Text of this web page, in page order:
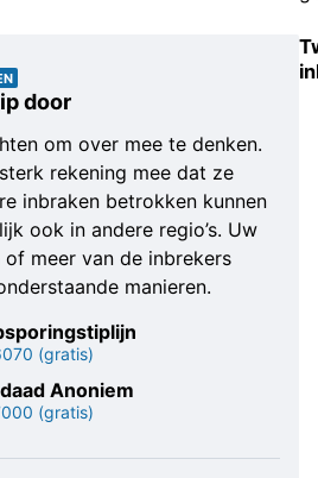
door
om over mee te denken.
rekening mee dat ze
inbraken betrokken kunnen
ook in andere regio’s. Uw
meer van de inbrekers
manieren.
(gratis)
Anoniem
(gratis)